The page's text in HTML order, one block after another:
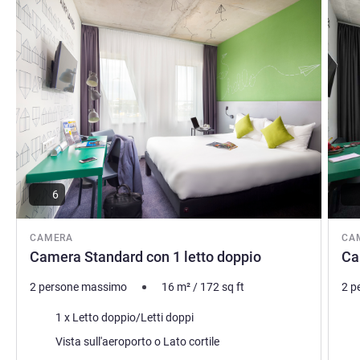
CAMERA
Camera Standard con 1 letto doppio
6
2 persone massimo 16 m²/ 172sq ft
Biancheria da letto
1 x Letto doppio/Letti doppi
Vista:
Vista sull'aeroporto o Lato cortile
2